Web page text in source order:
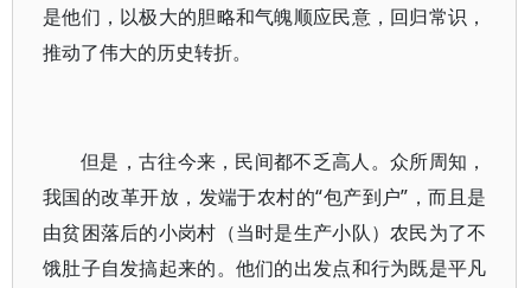
是他们，以极大的胆略和气魄顺应民意，回归常识，
推动了伟大的历史转折。
但是，古往今来，民间都不乏高人。众所周知，
我国的改革开放，发端于农村的“包产到户”，而且是
由贫困落后的小岗村（当时是生产小队）农民为了不
饿肚子自发搞起来的。他们的出发点和行为既是平凡